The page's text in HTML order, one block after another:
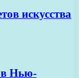
искусства
в Нью-